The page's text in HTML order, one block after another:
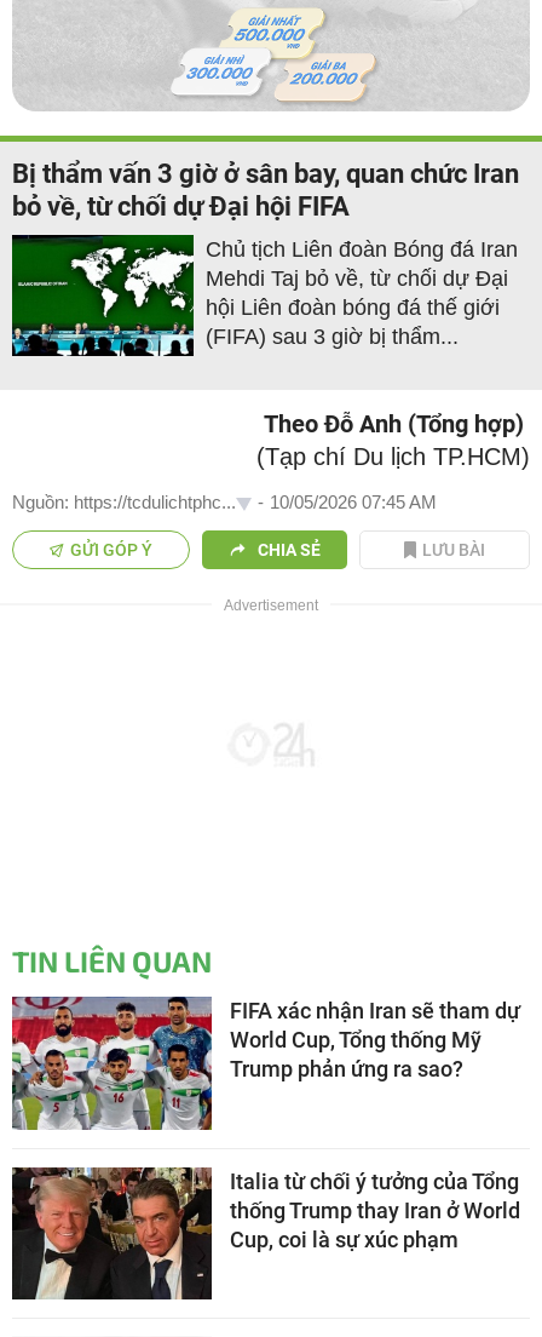
Bị thẩm vấn 3 giờ ở sân bay, quan chức Iran
bỏ về, từ chối dự Đại hội FIFA
Chủ tịch Liên đoàn Bóng đá Iran
Mehdi Taj bỏ về, từ chối dự Đại
hội Liên đoàn bóng đá thế giới
(FIFA) sau 3 giờ bị thẩm...
Theo Đỗ Anh (Tổng hợp)
(Tạp chí Du lịch TP.HCM)
Nguồn: https://tcdulichtphc... - 10/05/2026 07:45 AM
GỬI GÓP Ý CHIA SẺ LƯU BÀI
TIN LIÊN QUAN
FIFA xác nhận Iran sẽ tham dự
World Cup, Tổng thống Mỹ
Trump phản ứng ra sao?
Italia từ chối ý tưởng của Tổng
thống Trump thay Iran ở World
Cup, coi là sự xúc phạm